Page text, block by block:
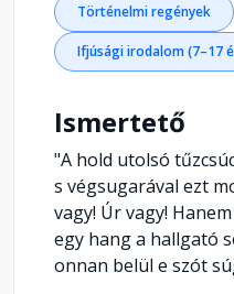
Történelmi regények
Ifjúsági irodalom (7–17
Ismertető
"A hold utolsó
s végsugarával ezt
vagy! Úr vagy!
egy hang a hallgató
onnan belül e szót